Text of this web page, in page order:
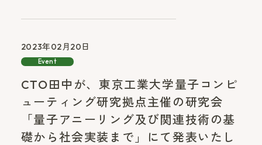
2023年02月20日
Event
CTO田中が、東京工業大学量子コンピ
ューティング研究拠点主催の研究会
「量子アニーリング及び関連技術の基
礎から社会実装まで」にて発表いたし